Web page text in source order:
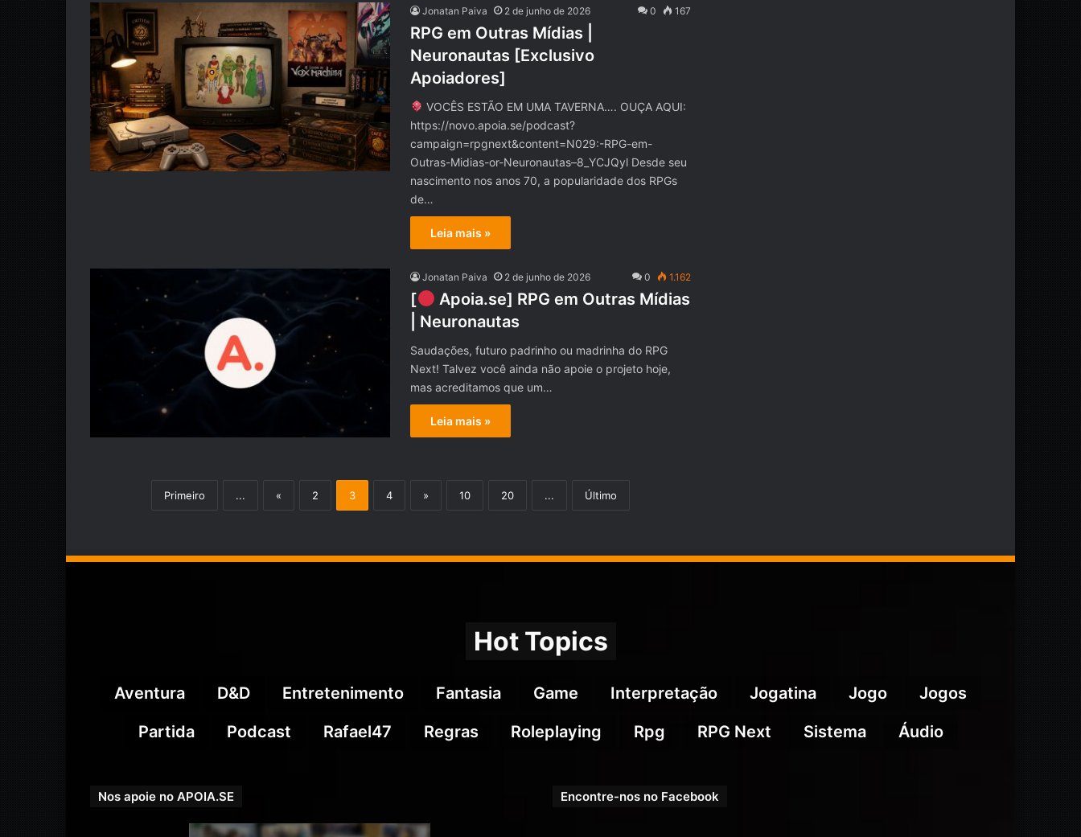
Jonatan Paiva 2 de junho de 2026 0 167
RPG em Outras Mídias |
Neuronautas [Exclusivo
Apoiadores]
VOCÊS ESTÃO EM UMA TAVERNA…. OUÇA AQUI:
https://novo.apoia.se/podcast?
campaign=rpgnext&content=N029:-RPG-em-
Outras-Midias-or-Neuronautas–8_YCJQyl Desde seu
nascimento nos anos 70, a popularidade dos RPGs
de…
Leia mais »
Jonatan Paiva 2 de junho de 2026 0 1.162
[
Apoia.se] RPG em Outras Mídias
| Neuronautas
Saudações, futuro padrinho ou madrinha do RPG
Next! Talvez você ainda não apoie o projeto hoje,
mas acreditamos que um…
Leia mais »
Primeiro ... « 2 3 4 » 10 20 ... Último
Hot Topics
Aventura D&D Entretenimento Fantasia Game Interpretação Jogatina Jogo
Jogos
Partida
Podcast Rafael47 Regras Roleplaying Rpg RPG Next Sistema Áudio
Nos apoie no APOIA.SE Encontre-nos no Facebook